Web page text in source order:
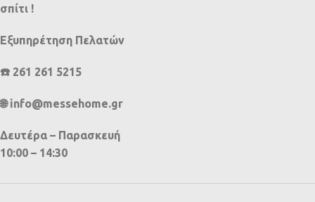
σπίτι !
Εξυπηρέτηση Πελατών
☎️ 261 261 5215
🌐 info@messehome.gr
Δευτέρα – Παρασκευή
10:00 – 14:30